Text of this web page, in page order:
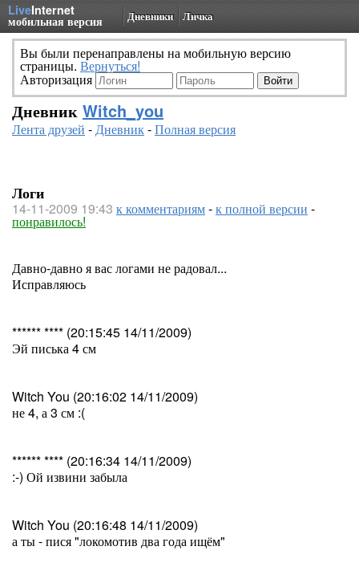
LiveInternet
мобильная версия Дневники Личка
Вы были перенаправлены на мобильную версию
страницы. Вернуться!
Авторизация
Дневник Witch_you
Лента друзей -Дневник-Полная версия
Логи
14-11-2009 19:43 к комментариям-к полной версии -
понравилось!
Давно-давно я вас логами не радовал...
Исправляюсь
****** **** (20:15:45 14/11/2009)
Эй писька 4 см
Witch You (20:16:02 14/11/2009)
не 4, а 3 см :(
****** **** (20:16:34 14/11/2009)
:-) Ой извини забыла
Witch You (20:16:48 14/11/2009)
а ты - пися "локомотив два года ищём"